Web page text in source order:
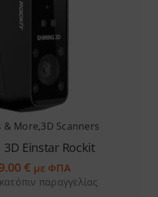
& More,3D Scanners
3D Einstar Rockit
€ με ΦΠΑ
παραγγελίας